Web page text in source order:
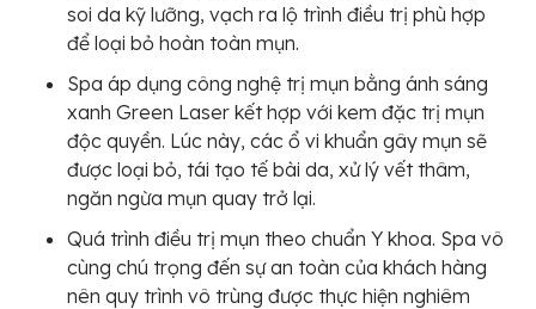
soi da kỹ lưỡng, vạch ra lộ trình điều trị phù hợp
để loại bỏ hoàn toàn mụn.
Spa áp dụng công nghệ trị mụn bằng ánh sáng
xanh Green Laser kết hợp với kem đặc trị mụn
độc quyền. Lúc này, các ổ vi khuẩn gây mụn sẽ
được loại bỏ, tái tạo tế bài da, xử lý vết thâm,
ngăn ngừa mụn quay trở lại.
Quá trình điều trị mụn theo chuẩn Y khoa. Spa vô
cùng chú trọng đến sự an toàn của khách hàng
nên quy trình vô trùng được thực hiện nghiêm